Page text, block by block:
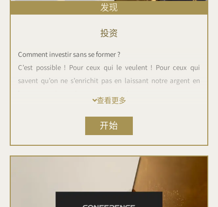
发现
投资
Comment investir sans se former ?
C’est possible ! Pour ceux qui le veulent ! Pour ceux qui
savent qu’on ne s’enrichit pas en laissant notre argent en
banque ! Mais aussi, pour ceux qui n’ont pas peur ! Pour ceux
Investir ? La définition n’est pas toujours très claire en effet.
Cette conférence d’une trentaine de minutes, va vous donner
une idée précise du mot “investissement”.
查看更多
开始